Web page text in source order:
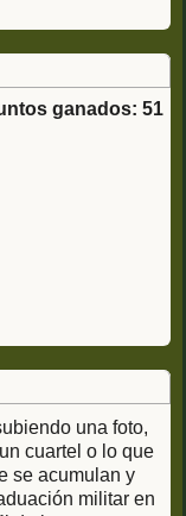
ganados: 51
una foto,
cuartel o lo que
se acumulan y
militar en